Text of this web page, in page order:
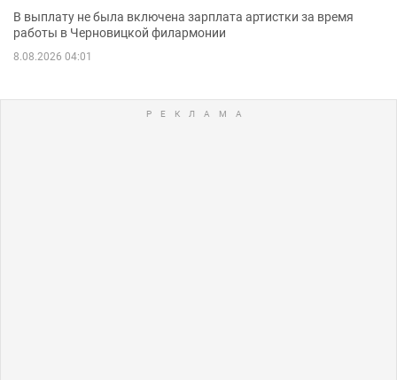
В выплату не была включена зарплата артистки за время
работы в Черновицкой филармонии
8.08.2026 04:01